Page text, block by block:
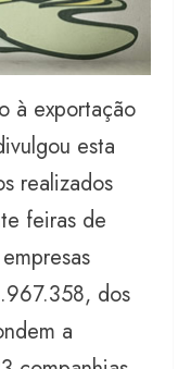
à exportação
esta
realizados
feiras de
dos
a